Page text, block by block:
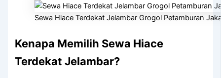
Sewa Hiace Terdekat Jelambar Grogol Petamburan
Kenapa Memilih Sewa Hiace
Terdekat Jelambar?